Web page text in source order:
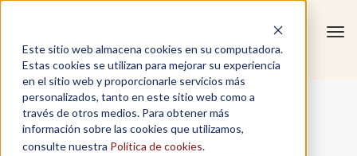
Este sitio web almacena cookies en su computadora.
Estas cookies se utilizan para mejorar su experiencia
en el sitio web y proporcionarle servicios más
personalizados, tanto en este sitio web como a
través de otros medios. Para obtener más
información sobre las cookies que utilizamos,
consulte nuestra Política de cookies.
Gobernanza de datos